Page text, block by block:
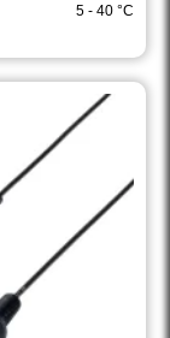
5 - 40 °C